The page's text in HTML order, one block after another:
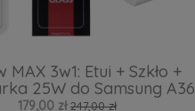
MAX 3w1: Etui + Szkło +
25W do Samsung A36
179,00 zł 247,00 zł